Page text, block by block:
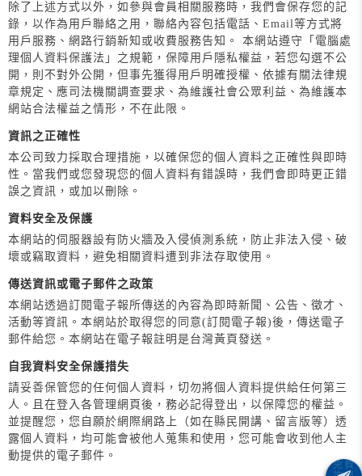
除了上述方式以外，如參與會員相關服務時，我們會保存您的記
錄，以作為用戶聯絡之用，聯絡內容包括電話、Email等方式將
用戶服務、網路行銷新知或收費服務告知。 本網站遵守「電腦處
理個人資料保護法」之規範，保障用戶隱私權益，若您勾選不公
開，則不對外公開，但事先獲得用戶明確授權、依據有關法律規
章規定、應司法機關調查要求、為維護社會公眾利益、為維護本
網站合法權益之情形，不在此限。
資訊之正確性
本公司致力採取合理措施，以確保您的個人資料之正確性與即時
性。當我們或您發現您的個人資料有錯誤時，我們會即時更正錯
誤之資訊，或加以刪除。
資料安全及保護
本網站的伺服器設有防火牆及入侵偵測系統，防止非法入侵、破
壞或竊取資料，避免相關資料遭到非法存取使用。
傳送資訊或電子郵件之政策
本網站透過訂閱電子報所傳送的內容為即時新聞、公告、徵才、
活動等資訊。本網站於取得您的同意(訂閱電子報)後，傳送電子
郵件給您。本網站在電子報註明是台灣黃頁發送。
自我資料安全保護措失
請妥善保管您的任何個人資料，切勿將個人資料提供給任何第三
人。且在登入各管理網頁後，務必記得登出，以保障您的權益。
並提醒您，您自願於網際網路上（如在縣民開講、留言版等）透
露個人資料，均可能會被他人蒐集和使用，您可能會收到他人主
動提供的電子郵件。